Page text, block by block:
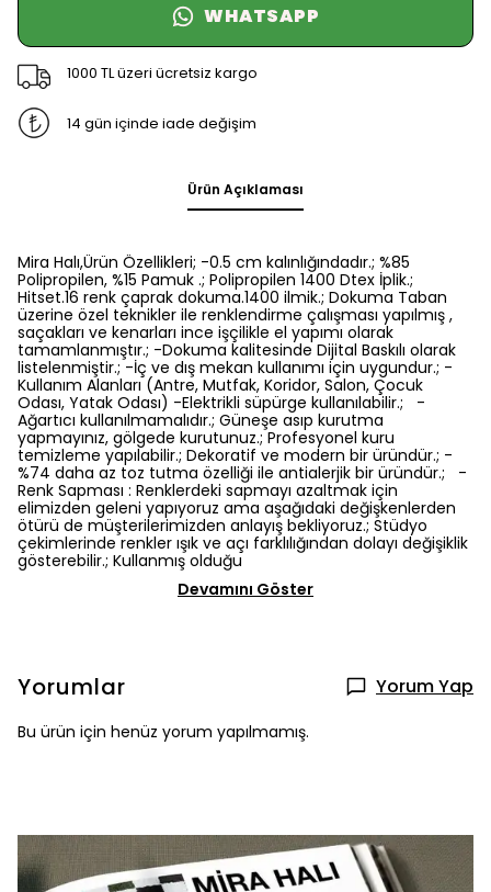
WHATSAPP
1000 TL üzeri ücretsiz kargo
14 gün içinde iade değişim
Ürün Açıklaması
Mira Halı,Ürün Özellikleri; -0.5 cm kalınlığındadır.; %85
Polipropilen, %15 Pamuk .; Polipropilen 1400 Dtex İplik.;
Hitset.16 renk çaprak dokuma.1400 ilmik.; Dokuma Taban
üzerine özel teknikler ile renklendirme çalışması yapılmış ,
saçakları ve kenarları ince işçilikle el yapımı olarak
tamamlanmıştır.; -Dokuma kalitesinde Dijital Baskılı olarak
listelenmiştir.; -İç ve dış mekan kullanımı için uygundur.; -
Kullanım Alanları (Antre, Mutfak, Koridor, Salon, Çocuk
Odası, Yatak Odası) -Elektrikli süpürge kullanılabilir.; -
Ağartıcı kullanılmamalıdır.; Güneşe asıp kurutma
yapmayınız, gölgede kurutunuz.; Profesyonel kuru
temizleme yapılabilir.; Dekoratif ve modern bir üründür.; -
%74 daha az toz tutma özelliği ile antialerjik bir üründür.; -
Renk Sapması : Renklerdeki sapmayı azaltmak için
elimizden geleni yapıyoruz ama aşağıdaki değişkenlerden
ötürü de müşterilerimizden anlayış bekliyoruz.; Stüdyo
çekimlerinde renkler ışık ve açı farklılığından dolayı değişiklik
gösterebilir.; Kullanmış olduğu
Devamını Göster
Yorumlar Yorum Yap
Bu ürün için henüz yorum yapılmamış.